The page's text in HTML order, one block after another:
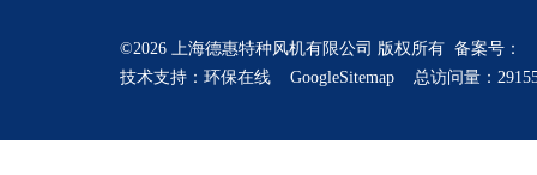
©2026 上海德惠特种风机有限公司 版权所有 备案号：
技术支持： 环保在线 GoogleSitemap 总访问量：